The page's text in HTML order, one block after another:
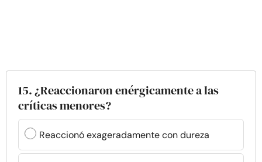
15. ¿Reaccionaron enérgicamente a las
críticas menores?
Reaccionó exageradamente con dureza